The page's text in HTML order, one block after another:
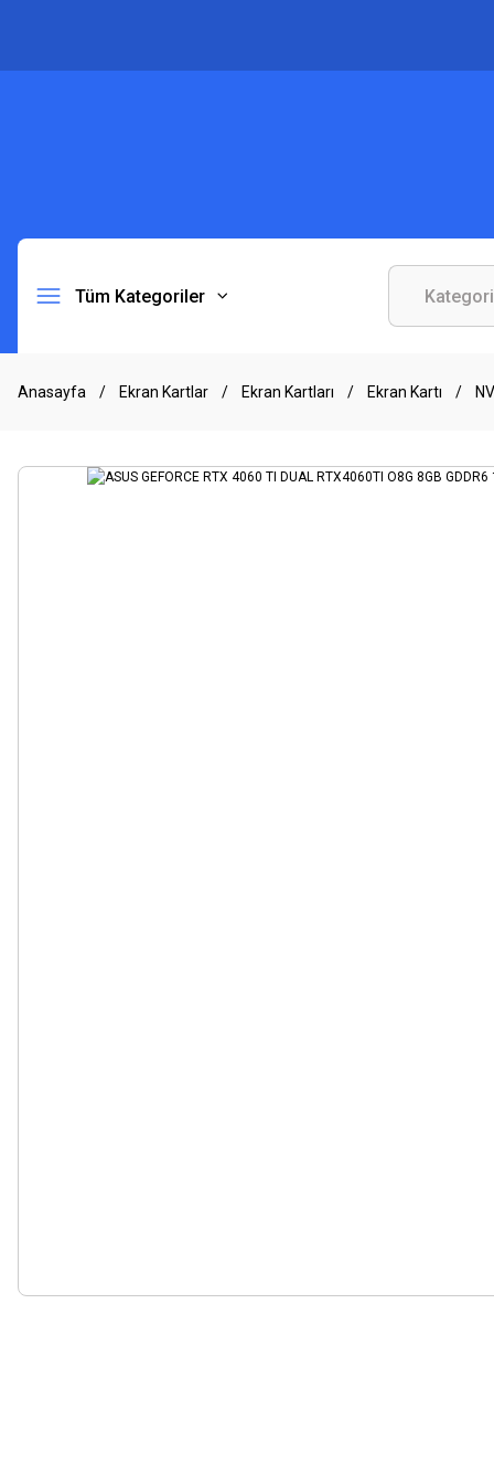
Tüm Kategoriler
Anasayfa Ekran Kartlar Ekran Kartları Ekran Kartı